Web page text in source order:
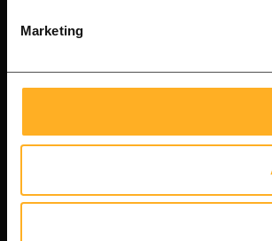
Marketing